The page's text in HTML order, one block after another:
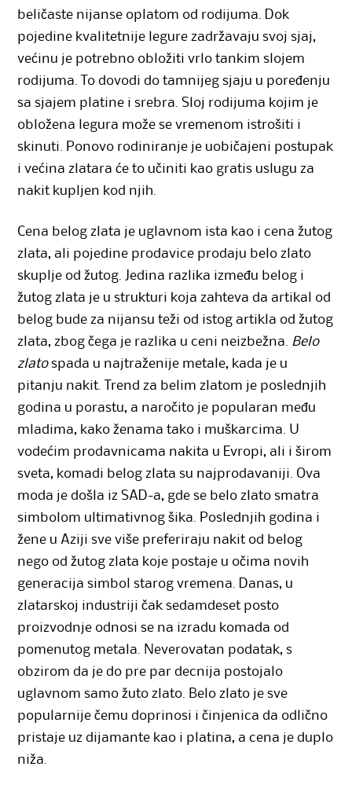
beličaste nijanse oplatom od rodijuma. Dok
pojedine kvalitetnije legure zadržavaju svoj sjaj,
većinu je potrebno obložiti vrlo tankim slojem
rodijuma. To dovodi do tamnijeg sjaju u poređenju
sa sjajem platine i srebra. Sloj rodijuma kojim je
obložena legura može se vremenom istrošiti i
skinuti. Ponovo rodiniranje je uobičajeni postupak
i većina zlatara će to učiniti kao gratis uslugu za
nakit kupljen kod njih.
Cena belog zlata je uglavnom ista kao i cena žutog
zlata, ali pojedine prodavice prodaju belo zlato
skuplje od žutog. Jedina razlika između belog i
žutog zlata je u strukturi koja zahteva da artikal od
belog bude za nijansu teži od istog artikla od žutog
zlata, zbog čega je razlika u ceni neizbežna.
Belo
zlatospada u najtraženije metale, kada je u
pitanju nakit. Trend za belim zlatom je poslednjih
godina u porastu, a naročito je popularan među
mladima, kako ženama tako i muškarcima. U
vodećim prodavnicama nakita u Evropi, ali i širom
sveta, komadi belog zlata su najprodavaniji. Ova
moda je došla iz SAD-a, gde se belo zlato smatra
simbolom ultimativnog šika. Poslednjih godina i
žene u Aziji sve više preferiraju nakit od belog
nego od žutog zlata koje postaje u očima novih
generacija simbol starog vremena. Danas, u
zlatarskoj industriji čak sedamdeset posto
proizvodnje odnosi se na izradu komada od
pomenutog metala. Neverovatan podatak, s
obzirom da je do pre par decnija postojalo
uglavnom samo žuto zlato. Belo zlato je sve
popularnije čemu doprinosi i činjenica da odlično
pristaje uz dijamante kao i platina, a cena je duplo
niža.